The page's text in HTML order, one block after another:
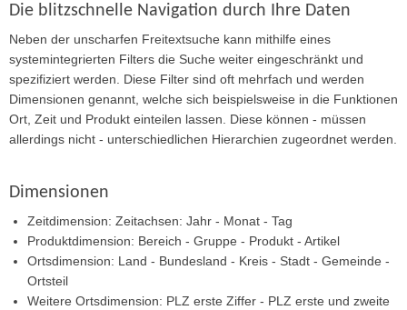
Die blitzschnelle Navigation durch Ihre Daten
Neben der unscharfen Freitextsuche kann mithilfe eines
systemintegrierten Filters die Suche weiter eingeschränkt und
spezifiziert werden. Diese Filter sind oft mehrfach und werden
Dimensionen genannt, welche sich beispielsweise in die Funktionen
Ort, Zeit und Produkt einteilen lassen. Diese können - müssen
allerdings nicht - unterschiedlichen Hierarchien zugeordnet werden.
Dimensionen
Zeitdimension: Zeitachsen: Jahr - Monat - Tag
Produktdimension: Bereich - Gruppe - Produkt - Artikel
Ortsdimension: Land - Bundesland - Kreis - Stadt - Gemeinde -
Ortsteil
Weitere Ortsdimension: PLZ erste Ziffer - PLZ erste und zweite